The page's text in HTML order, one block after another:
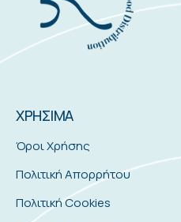
ΧΡΗΣΙΜΑ
Όροι Χρήσης
Πολιτική Απορρήτου
Πολιτική Cookies